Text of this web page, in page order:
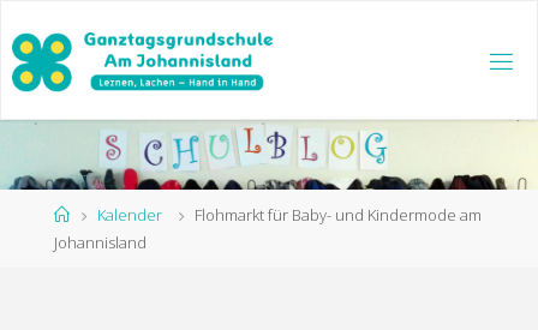
Inhalt
springen
StartKalender
Flohmarkt für Baby- und Kindermode am
Johannisland